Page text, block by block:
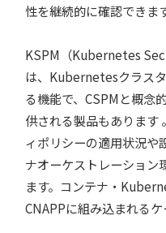
性を継続的に確認できます
KSPM（Kubernetes
は、Kubernetesクラス
る機能で、CSPMと概念
供される製品もあります
ィポリシーの適用状況や
ナオーケストレーション
ます。コンテナ・
CNAPPに組み込まれるケ